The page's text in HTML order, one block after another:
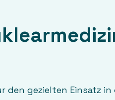
gezielten Einsatz